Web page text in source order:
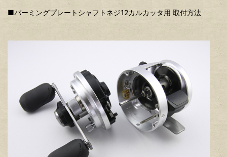
■パーミングプレートシャフトネジ12カルカッタ用 取付方法